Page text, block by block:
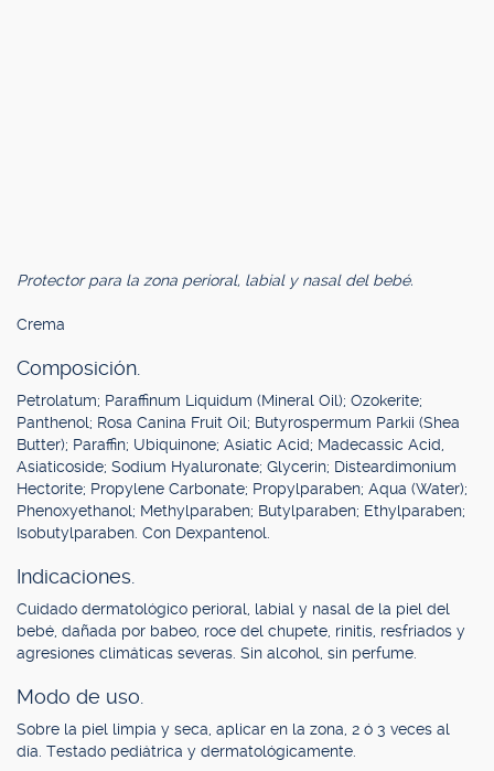
Protector para la zona perioral, labial y nasal del bebé.
Crema
Composición.
Petrolatum; Paraffinum Liquidum (Mineral Oil); Ozokerite;
Panthenol; Rosa Canina Fruit Oil; Butyrospermum Parkii (Shea
Butter); Paraffin; Ubiquinone; Asiatic Acid; Madecassic Acid,
Asiaticoside; Sodium Hyaluronate; Glycerin; Disteardimonium
Hectorite; Propylene Carbonate; Propylparaben; Aqua (Water);
Phenoxyethanol; Methylparaben; Butylparaben; Ethylparaben;
Isobutylparaben. Con Dexpantenol.
Indicaciones.
Cuidado dermatológico perioral, labial y nasal de la piel del
bebé, dañada por babeo, roce del chupete, rinitis, resfriados y
agresiones climáticas severas. Sin alcohol, sin perfume.
Modo de uso.
Sobre la piel limpia y seca, aplicar en la zona, 2 ó 3 veces al
día. Testado pediátrica y dermatológicamente.